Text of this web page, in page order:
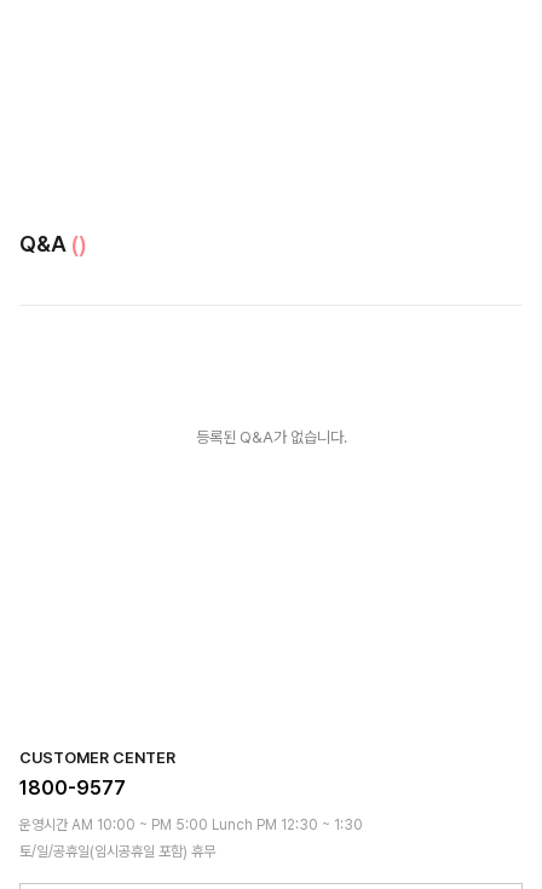
Q&A ()
등록된 Q&A가 없습니다.
CUSTOMER CENTER
1800-9577
운영시간 AM 10:00 ~ PM 5:00 Lunch PM 12:30 ~ 1:30
토/일/공휴일(임시공휴일 포함) 휴무